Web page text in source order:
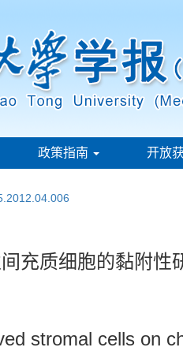
政策指南 开放
充质细胞的黏附性
stromal cells on